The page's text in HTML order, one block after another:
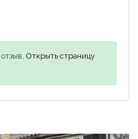
Открыть страницу